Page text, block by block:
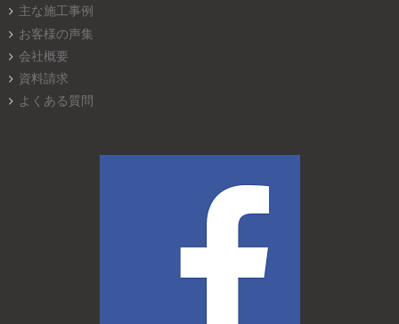
主な施工事例
お客様の声集
会社概要
資料請求
よくある質問